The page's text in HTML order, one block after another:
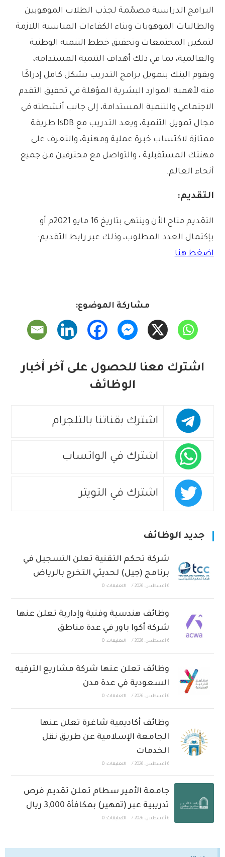
البرامج الدراسية مصمّمة لجذب الطلاب الموهوبين
والطالبات الموهوبات وبناء الكفاءات المناسبة اللازمة
لتمكين المجتمعات وتحقيق خطط التنمية الوطنية
والعالمية، بما في ذلك أهداف التنمية المستدامة،
ويقوم البنك بتمويل برامج التدريب بشكل كامل إدراكًا
منه لأهمية الموارد البشرية المؤهلة في تحقيق التقدم
الاجتماعي والتنمية المستدامة، إلى جانب أنشطته في
مجال تمويل التنمية، ويعد التدريب مع IsDB طريقة
ممتازة لاكتساب خبرة عملية ومهنية، والتعرف على
مهنتك المستقبلية ، والتواصل مع محترفين من جميع
أنحاء العالم.
التقديم:
التقديم متاح الأن وينتهي بتاريخ 16 مايو 2021م أو
بإكتمال العدد المطلوب، وذلك عبر رابط التقديم:
اضغط هنا
مشاركة الموضوع:
اشترك معنا للحصول على آخر أخبار
الوظائف
اشترك بقناتنا بالتلجرام
اشترك في الواتساب
اشترك في التويتر
جديد الوظائف
شركة تحكم التقنية تعلن التسجيل في
برنامج (جيل) لحديثي التخرج بالرياض
6 أغسطس، 2026 / التعليقات: 0
وظائف هندسية وفنية وإدارية تعلن عنها
شركة أكوا باور في عدة مناطق
6 أغسطس، 2026 / التعليقات: 0
وظائف تعلن عنها شركة مشاريع الترفيه
السعودية في عدة مدن
6 أغسطس، 2026 / التعليقات: 0
وظائف أكاديمية شاغرة تعلن عنها
الجامعة الإسلامية عن طريق نقل
الخدمات
6 أغسطس، 2026 / التعليقات: 0
جامعة الأمير سطام تعلن تقديم فرص
تدريبية عبر (تمهير) بمكافأة 3,000 ريال
6 أغسطس، 2026 / التعليقات: 0